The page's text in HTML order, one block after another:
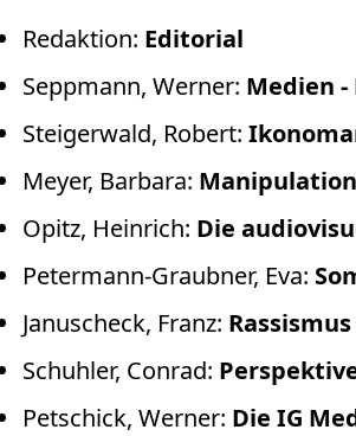
Redaktion: Editorial
Seppmann, Werner: Medien -
Steigerwald, Robert:
Meyer, Barbara:
Opitz, Heinrich: Die
Petermann-Graubner, Eva:
Januscheck, Franz:
Schuhler, Conrad:
Petschick, Werner: Die IG